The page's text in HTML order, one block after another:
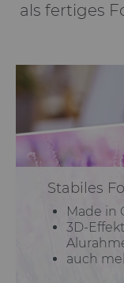
als fertiges
Stabiles
Made in
3D-
auch